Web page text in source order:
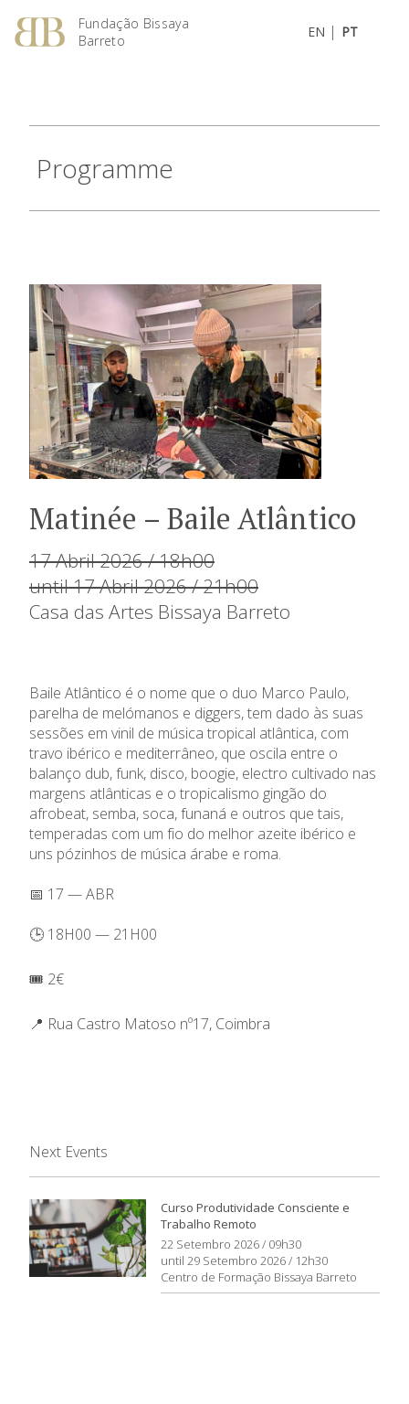
Fundação Bissaya
Barreto
EN | PT
Programme
Matinée – Baile Atlântico
17 Abril 2026 / 18h00
until 17 Abril 2026 / 21h00
Casa das Artes Bissaya Barreto
Baile Atlântico é o nome que o duo Marco Paulo,
parelha de melómanos e diggers, tem dado às suas
sessões em vinil de música tropical atlântica, com
travo ibérico e mediterrâneo, que oscila entre o
balanço dub, funk, disco, boogie, electro cultivado nas
margens atlânticas e o tropicalismo gingão do
afrobeat, semba, soca, funaná e outros que tais,
temperadas com um fio do melhor azeite ibérico e
uns pózinhos de música árabe e roma.
📅 17 — ABR
🕒 18H00 — 21H00
🎟️ 2€
📍 Rua Castro Matoso nº17, Coimbra
Next Events
Curso Produtividade Consciente e
Trabalho Remoto
22 Setembro 2026 / 09h30
until 29 Setembro 2026 / 12h30
Centro de Formação Bissaya Barreto